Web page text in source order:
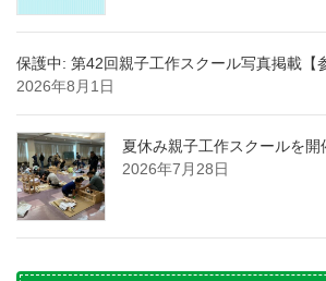
保護中: 第42回親子工作スクール写真掲載【
2026年8月1日
夏休み親子工作スクールを開
2026年7月28日